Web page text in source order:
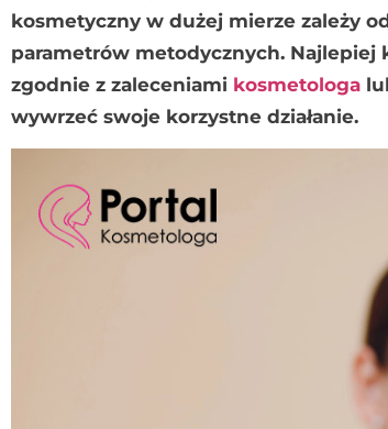
kosmetyczny w dużej mierze zależy
parametrów metodycznych.
zgodnie z zaleceniami kosmetologa
wywrzeć swoje korzystne działanie.